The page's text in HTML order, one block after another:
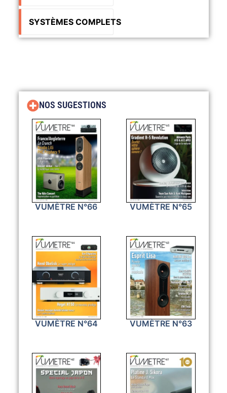
SYSTÈMES COMPLETS
NOS SUGESTIONS
VUMÈTRE N°66 VUMÈTRE N°65
VUMÈTRE N°64 VUMÈTRE N°63